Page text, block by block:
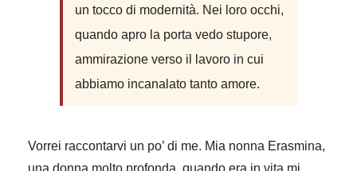
un tocco di modernità. Nei loro occhi,
quando apro la porta vedo stupore,
ammirazione verso il lavoro in cui
abbiamo incanalato tanto amore.
Vorrei raccontarvi un po’ di me. Mia nonna Erasmina,